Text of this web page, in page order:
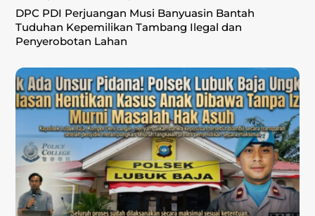
DPC PDI Perjuangan Musi Banyuasin Bantah
Tuduhan Kepemilikan Tambang Ilegal dan
Penyerobotan Lahan